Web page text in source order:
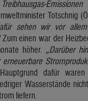
Totschnig
sehen wir vor
Zum einen war der
höher. „Darüber
dafür waren
Wasserstände
liefern.